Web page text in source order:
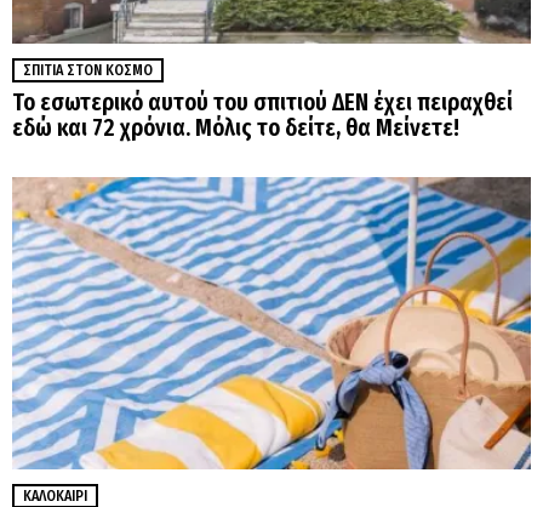
ΣΠΊΤΙΑ ΣΤΟΝ ΚΌΣΜΟ
Το εσωτερικό αυτού του σπιτιού ΔΕΝ έχει πειραχθεί
εδώ και 72 χρόνια. Μόλις το δείτε, θα Μείνετε!
ΚΑΛΟΚΑΊΡΙ